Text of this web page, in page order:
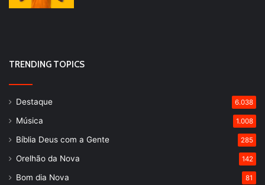
TRENDING TOPICS
Destaque 6.038
Música 1.008
Bíblia Deus com a Gente 285
Orelhão da Nova 142
Bom dia Nova 81